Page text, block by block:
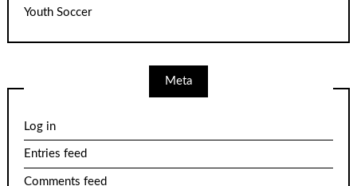
Youth Soccer
Meta
Log in
Entries feed
Comments feed